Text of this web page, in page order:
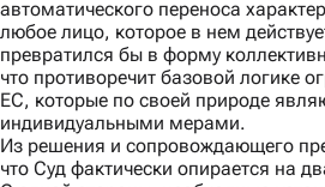
автоматического переноса
любое лицо, которое в нем
превратился бы в форму
что противоречит базовой логике
ЕС, которые по своей природе
индивидуальными мерами.
Из решения и сопровождающего
что Суд фактически опирается на